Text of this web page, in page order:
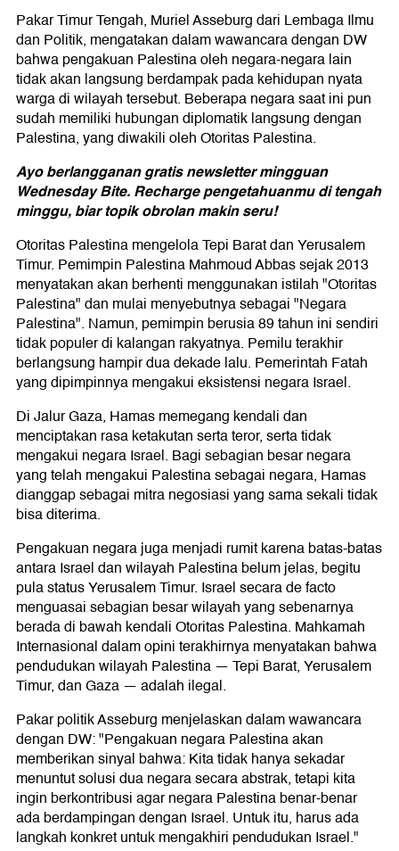
Pakar Timur Tengah, Muriel Asseburg dari Lembaga Ilmu
dan Politik, mengatakan dalam wawancara dengan DW
bahwa pengakuan Palestina oleh negara-negara lain
tidak akan langsung berdampak pada kehidupan nyata
warga di wilayah tersebut. Beberapa negara saat ini pun
sudah memiliki hubungan diplomatik langsung dengan
Palestina, yang diwakili oleh Otoritas Palestina.
Ayo berlangganan gratis newsletter mingguan
Wednesday Bite. Recharge pengetahuanmu di tengah
minggu, biar topik obrolan makin seru!
Otoritas Palestina mengelola Tepi Barat dan Yerusalem
Timur. Pemimpin Palestina Mahmoud Abbas sejak 2013
menyatakan akan berhenti menggunakan istilah "Otoritas
Palestina" dan mulai menyebutnya sebagai "Negara
Palestina". Namun, pemimpin berusia 89 tahun ini sendiri
tidak populer di kalangan rakyatnya. Pemilu terakhir
berlangsung hampir dua dekade lalu. Pemerintah Fatah
yang dipimpinnya mengakui eksistensi negara Israel.
Di Jalur Gaza, Hamas memegang kendali dan
menciptakan rasa ketakutan serta teror, serta tidak
mengakui negara Israel. Bagi sebagian besar negara
yang telah mengakui Palestina sebagai negara, Hamas
dianggap sebagai mitra negosiasi yang sama sekali tidak
bisa diterima.
Pengakuan negara juga menjadi rumit karena batas-batas
antara Israel dan wilayah Palestina belum jelas, begitu
pula status Yerusalem Timur. Israel secara de facto
menguasai sebagian besar wilayah yang sebenarnya
berada di bawah kendali Otoritas Palestina. Mahkamah
Internasional dalam opini terakhirnya menyatakan bahwa
pendudukan wilayah Palestina — Tepi Barat, Yerusalem
Timur, dan Gaza — adalah ilegal.
Pakar politik Asseburg menjelaskan dalam wawancara
dengan DW: "Pengakuan negara Palestina akan
memberikan sinyal bahwa: Kita tidak hanya sekadar
menuntut solusi dua negara secara abstrak, tetapi kita
ingin berkontribusi agar negara Palestina benar-benar
ada berdampingan dengan Israel. Untuk itu, harus ada
langkah konkret untuk mengakhiri pendudukan Israel."